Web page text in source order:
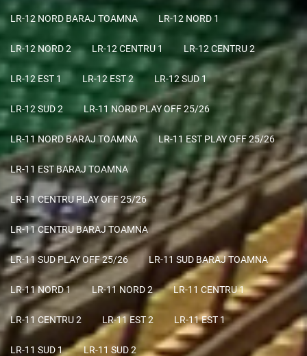
LR-12 NORD BARAJ TOAMNA LR-12 NORD 1
LR-12 NORD 2 LR-12 CENTRU 1 LR-12 CENTRU 2
LR-12 EST 1 LR-12 EST 2 LR-12 SUD 1
LR-12 SUD 2 LR-11 NORD PLAY OFF 25/26
LR-11 NORD BARAJ TOAMNA LR-11 EST PLAY OFF 25/26
LR-11 EST BARAJ TOAMNA
LR-11 CENTRU PLAY OFF 25/26
LR-11 CENTRU BARAJ TOAMNA
LR-11 SUD PLAY OFF 25/26 LR-11 SUD BARAJ TOAMNA
LR-11 NORD 1 LR-11 NORD 2 LR-11 CENTRU 1
LR-11 CENTRU 2 LR-11 EST 2 LR-11 EST 1
LR-11 SUD 1 LR-11 SUD 2